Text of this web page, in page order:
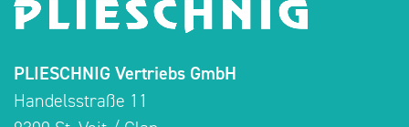
PLIESCHNIG Vertriebs GmbH
Handelsstraße 11